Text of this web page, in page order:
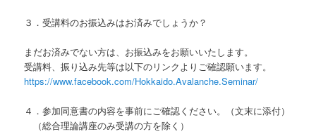
３．受講料のお振込みはお済みでしょうか？
まだお済みでない方は、お振込みをお願いいたします。
受講料、振り込み先等は以下のリンクよりご確認願います。
https://www.facebook.com/Hokkaido.Avalanche.Seminar/
４．参加同意書の内容を事前にご確認ください。（文末に添付）
（総合理論講座のみ受講の方を除く）